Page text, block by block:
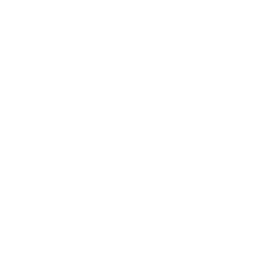
alebo sprchou „Air Massage“, fén, značkové toaletné potreby,
chladnička, trezor (zdarma) kanvica, priestranný balkón s
m. Slnečníky a ležadlá na pláži (za poplatok).